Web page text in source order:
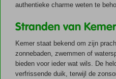
authentieke charme weten te
Stranden van Kemer
Kemer staat bekend om zijn
zonnebaden, zwemmen of
bieden voor ieder wat wils. De
verfrissende duik, terwijl de